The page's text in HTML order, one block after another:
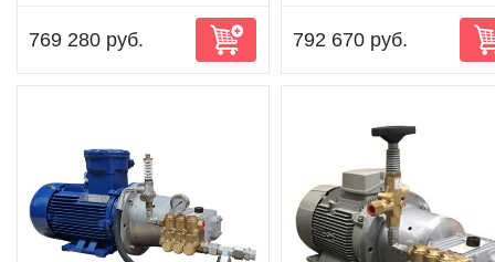
769 280 руб. 792 670 руб.